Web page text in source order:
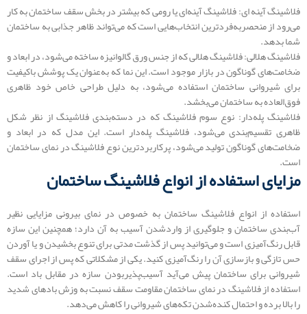
فلاشینگ آینه ‌ای: فلاشینگ آینه‌ای یا رومی که بیشتر در بخش سقف ساختمان به کار
می‌رود از منحصربه‌فردترین انتخاب‌هایی است که می‌تواند ظاهر جذابی به ساختمان
شما بدهد.
فلاشینگ هلالی: فلاشینگ هلالی که از جنس ورق گالوانیزه ساخته می‌شود، در ابعاد و
ضخامت‌های گوناگون در بازار موجود است. این نما که به‌عنوان یک پوشش باکیفیت
برای شیروانی ساختمان استفاده می‌شود، به دلیل طراحی خاص خود ظاهری
فوق‌العاده به ساختمان می‌بخشد.
فلاشینگ پله‌دار: نوع سوم فلاشینگ که در دسته‌بندی فلاشینگ از نظر شکل
ظاهری تقسیم‌بندی می‌شود، فلاشینگ پله‌دار است. این مدل که در ابعاد و
ضخامت‌های گوناگون تولید می‌شود، پرکاربردترین نوع فلاشینگ در نمای ساختمان
است.
مزایای استفاده از انواع فلاشینگ ساختمان
استفاده از انواع فلاشینگ ساختمان به خصوص در نمای بیرونی مزایایی نظیر
آب‌بندی ساختمان و جلوگیری از واردشدن آسیب به آن دارد؛ همچنین این سازه
قابل رنگ‌آمیزی است و می‌توانید پس از گذشت مدتی برای تنوع بخشیدن و یا آوردن
حس تازگی و بازسازی آن را رنگ‌آمیزی کنید. یکی از مشکلاتی که پس از اجرای سقف
شیروانی برای ساختمان پیش می‌آید آسیب‌پذیربودن سازه در مقابل باد است.
استفاده از فلاشینگ در نمای ساختمان مقاومت سقف نسبت به وزش بادهای شدید
را بالا برده و احتمال کنده‌شدن تکه‌های شیروانی را کاهش می‌دهد.